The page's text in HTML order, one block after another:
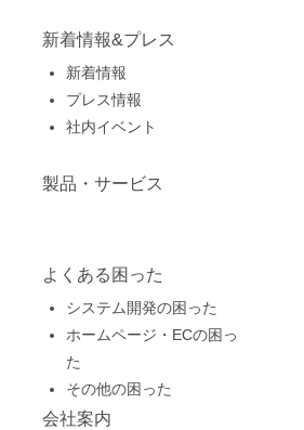
新着情報&プレス
新着情報
プレス情報
社内イベント
製品・サービス
よくある困った
システム開発の困った
ホームページ・ECの困っ
た
その他の困った
会社案内